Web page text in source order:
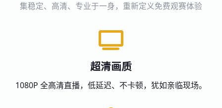
集稳定、高清、专业于一身，重新定义免费观赛体验
超清画质
1080P 全高清直播，低延迟、不卡顿，犹如亲临现场。